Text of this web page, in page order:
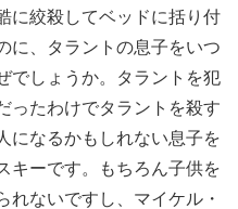
に絞殺してベッドに括り付
に、タラントの息子をいつ
でしょうか。タラントを犯
ったわけでタラントを殺す
になるかもしれない息子を
キーです。もちろん子供を
れないですし、マイケル・